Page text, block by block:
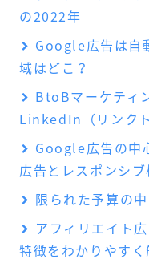
の2022年
Google広告は自
域はどこ？
BtoBマーケティ
LinkedIn（リンク
Google広告の中
広告とレスポンシ
限られた予算の
アフィリエイト
特徴をわかりやすく